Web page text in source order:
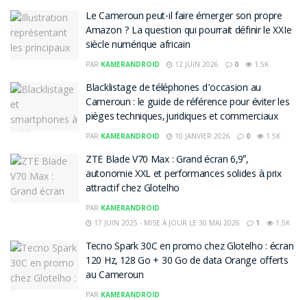
Le Cameroun peut-il faire émerger son propre
Amazon ? La question qui pourrait définir le XXIe
siècle numérique africain
PAR KAMERANDROID 12 JUIN 2026 0 1.5K
Blacklistage de téléphones d’occasion au
Cameroun : le guide de référence pour éviter les
pièges techniques, juridiques et commerciaux
PAR KAMERANDROID 10 JANVIER 2026 0 1.5K
ZTE Blade V70 Max : Grand écran 6,9″,
autonomie XXL et performances solides à prix
attractif chez Glotelho
PAR KAMERANDROID
17 JUIN 2025 - MISE À JOUR LE 30 MAI 2026
1 1.5K
Tecno Spark 30C en promo chez Glotelho : écran
120 Hz, 128 Go + 30 Go de data Orange offerts
au Cameroun
PAR KAMERANDROID